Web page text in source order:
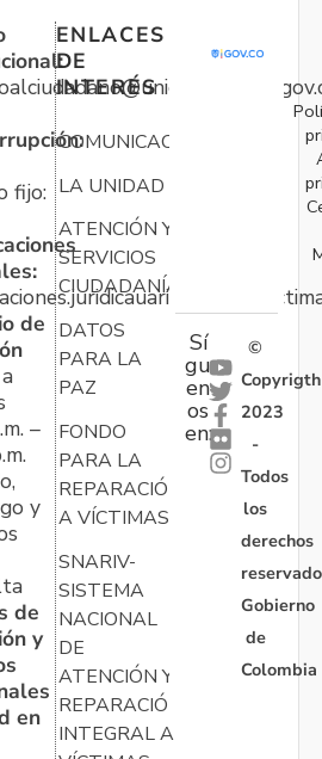
fijo:
de
–
y
de
y
en
ENLACES
DE
INTERÉS
COMUNICACIONES
LA UNIDAD
ATENCIÓN Y
SERVICIOS
CIUDADANÍA
DATOS
PARA LA
PAZ
FONDO
PARA LA
REPARACIÓN
A VÍCTIMAS
SNARIV-
SISTEMA
NACIONAL
DE
ATENCIÓN Y
REPARACIÓN
INTEGRAL A
Sí
gu
en
os
en:
©
Copyrigth
2023
-
Todos
los
derechos
Gobierno
de
Colombia